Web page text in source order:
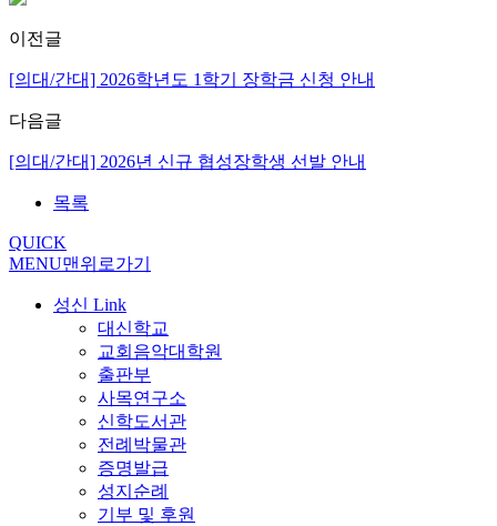
이전글
[의대/간대] 2026학년도 1학기 장학금 신청 안내
다음글
[의대/간대] 2026년 신규 협성장학생 선발 안내
목록
QUICK
MENU맨위로가기
성신 Link
대신학교
교회음악대학원
출판부
사목연구소
신학도서관
전례박물관
증명발급
성지순례
기부 및 후원